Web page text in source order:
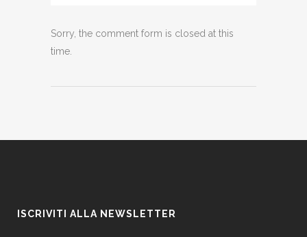
Sorry, the comment form is closed at this
time.
ISCRIVITI ALLA NEWSLETTER